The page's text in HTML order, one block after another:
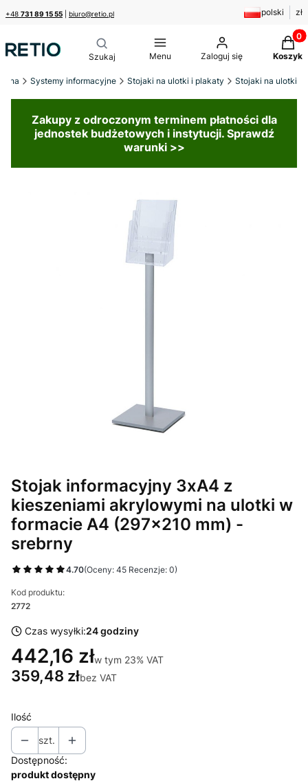
+48 731 89 15 55 biuro@retio.pl polski zł
Menu Zaloguj się Koszyk
Systemy informacyjne Stojaki na ulotki i plakaty Stojaki na ulotki
Zakupy z odroczonym terminem płatności dla
jednostek budżetowych i instytucji. Sprawdź
warunki >>
Stojak informacyjny 3xA4 z
kieszeniami akrylowymi na ulotki w
formacie A4 (297x210 mm) -
srebrny
4.70(Oceny: 45 Recenzje: 0)
Kod produktu:
2772
Czas wysyłki:24 godziny
442,16 złw tym 23% VAT
w tym 23% VAT
359,48 złbez VAT
Ilość
szt.
Dostępność:
produkt dostępny